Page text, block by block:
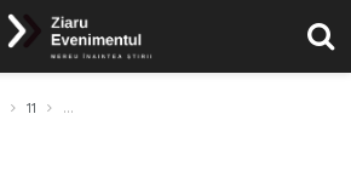
11 Dan Dungaciu: Sindromul Georgescu,